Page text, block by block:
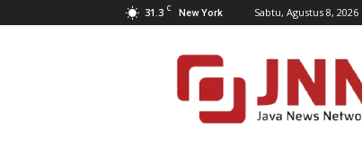
31.3 C New York Sabtu, Agustus 8, 2026
JNN.co.id